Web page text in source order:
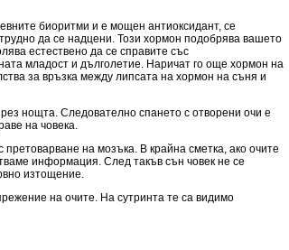
биоритми и е мощен антиоксидант, се
да се надцени. Този хормон подобрява вашето
естествено да се справите със
младост и дълголетие. Наричат ​​го още хормон на
за връзка между липсата на хормон на съня и
нощта. Следователно спането с отворени очи е
на човека.
на мозъка. В крайна сметка, ако очите
информация. След такъв сън човек не се
изтощение.
на очите. На сутринта те са видимо